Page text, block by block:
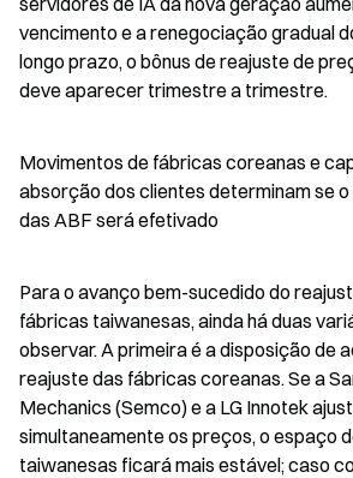
vencimento e a renegociação gradual
longo prazo, o bônus de reajuste de
deve aparecer trimestre a trimestre.
Movimentos de fábricas coreanas e
absorção dos clientes determinam se
das ABF será efetivado
Para o avanço bem-sucedido do
fábricas taiwanesas, ainda há duas
observar. A primeira é a disposição de
reajuste das fábricas coreanas. Se a
Mechanics (Semco) e a LG Innotek
simultaneamente os preços, o espaço
taiwanesas ficará mais estável; caso